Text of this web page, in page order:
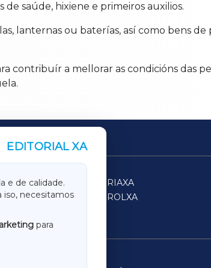
saúde, hixiene e primeiros auxilios.
lanternas ou baterías, así como bens de
contribuír a mellorar as condicións das
EDITORIAL XA
e de calidade.
iso, necesitamos
para
SARRIAXA
FERROLXA